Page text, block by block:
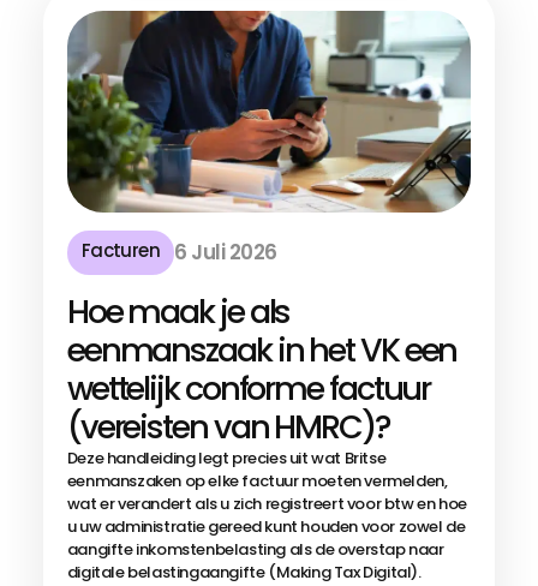
Facturen 6 Juli 2026
Hoe maak je als
eenmanszaak in het VK een
wettelijk conforme factuur
(vereisten van HMRC)?
Deze handleiding legt precies uit wat Britse
eenmanszaken op elke factuur moeten vermelden,
wat er verandert als u zich registreert voor btw en hoe
u uw administratie gereed kunt houden voor zowel de
aangifte inkomstenbelasting als de overstap naar
digitale belastingaangifte (Making Tax Digital).